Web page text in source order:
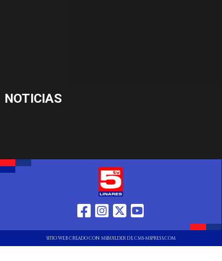
NOTICIAS
SITIO WEB CREADO CON MSBUILDER DE CMS-MSPRESS.COM